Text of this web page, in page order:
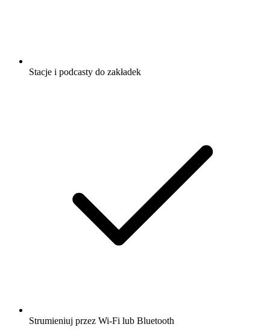
Stacje i podcasty do zakładek
Strumieniuj przez Wi-Fi lub Bluetooth